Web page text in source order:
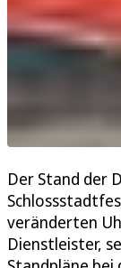
Der Stand der
veränderten
Dienstleister,